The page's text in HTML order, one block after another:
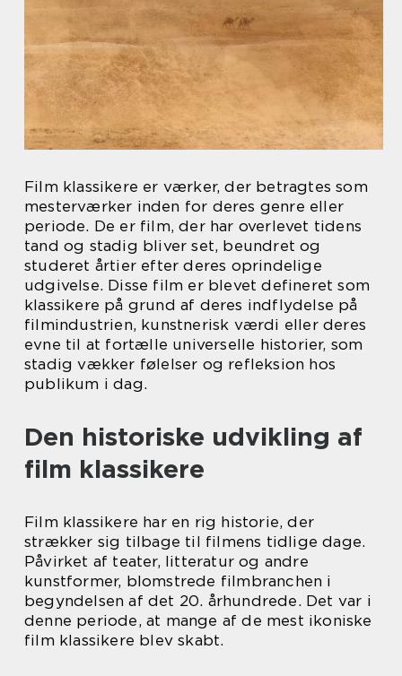
Film klassikere er værker, der betragtes som
mesterværker inden for deres genre eller
periode. De er film, der har overlevet tidens
tand og stadig bliver set, beundret og
studeret årtier efter deres oprindelige
udgivelse. Disse film er blevet defineret som
klassikere på grund af deres indflydelse på
filmindustrien, kunstnerisk værdi eller deres
evne til at fortælle universelle historier, som
stadig vækker følelser og refleksion hos
publikum i dag.
Den historiske udvikling af
film klassikere
Film klassikere har en rig historie, der
strækker sig tilbage til filmens tidlige dage.
Påvirket af teater, litteratur og andre
kunstformer, blomstrede filmbranchen i
begyndelsen af det 20. århundrede. Det var i
denne periode, at mange af de mest ikoniske
film klassikere blev skabt.